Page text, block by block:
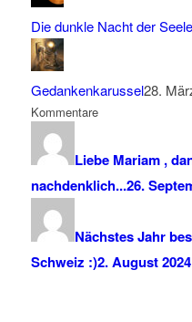
Die dunkle Nacht der Seele
Gedankenkarussel28.
Kommentare
Liebe Mariam ,
nachdenklich...26.
Nächstes Jahr
Schweiz :)2. August